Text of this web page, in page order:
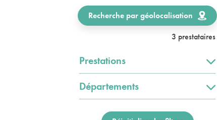
Recherche par géolocalisation
3 prestataires
Prestations
Départements